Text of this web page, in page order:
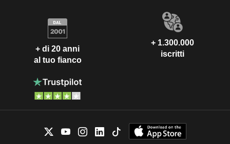
+ di 20 anni
al tuo fianco
+ 1.300.000
iscritti